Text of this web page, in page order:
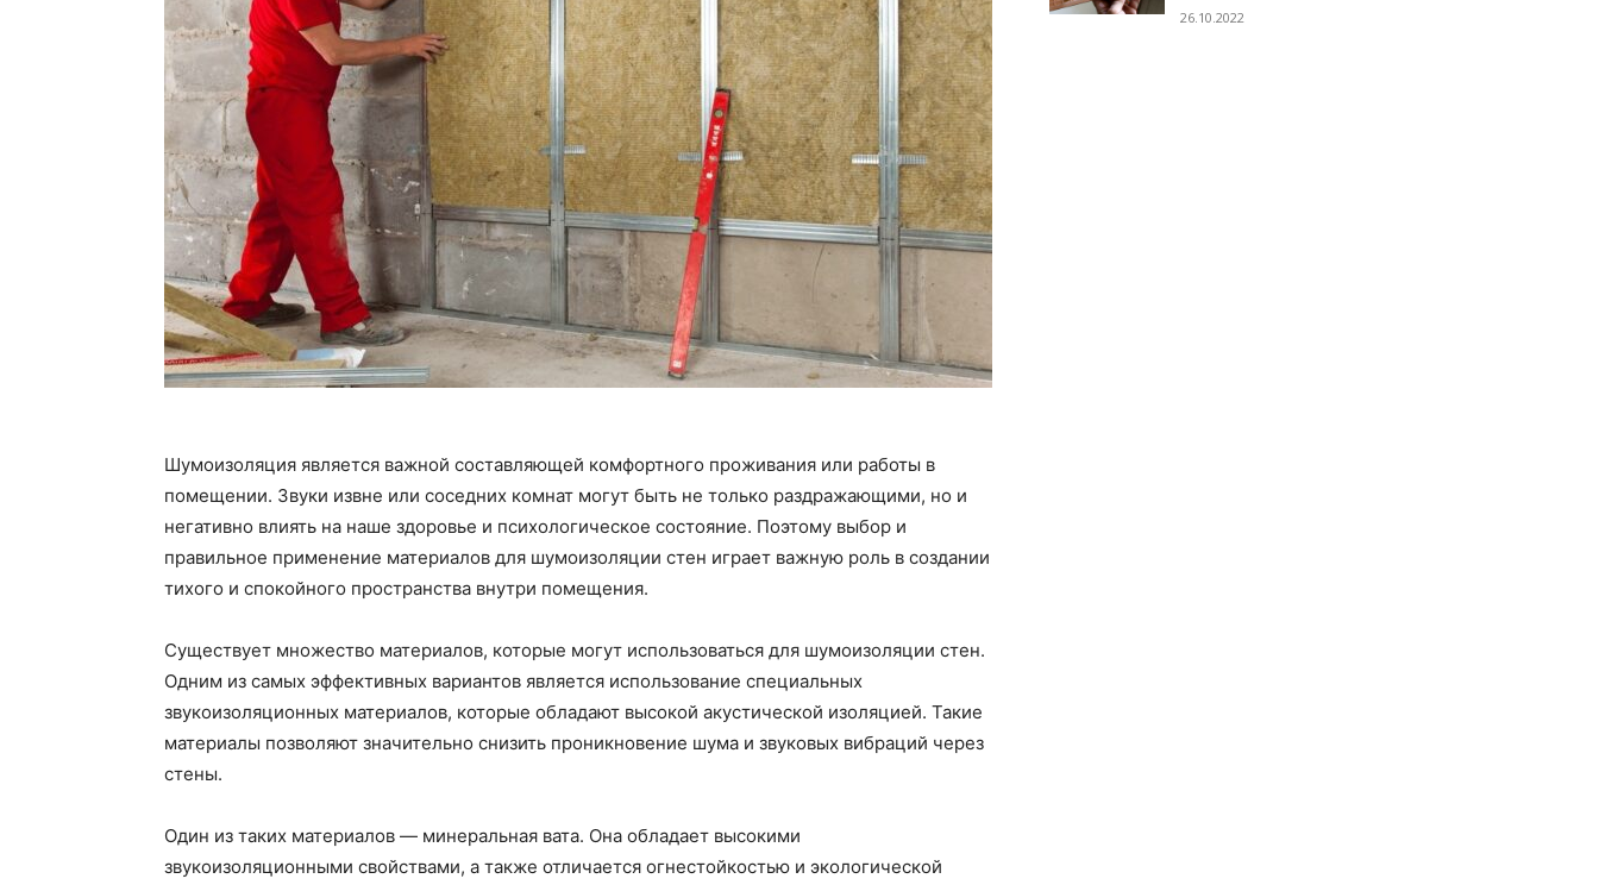
Шумоизоляция является важной составляющей комфортного проживания или работы в
помещении. Звуки извне или соседних комнат могут быть не только раздражающими, но и
негативно влиять на наше здоровье и психологическое состояние. Поэтому выбор и
правильное применение материалов для шумоизоляции стен играет важную роль в создании
тихого и спокойного пространства внутри помещения.
Существует множество материалов, которые могут использоваться для шумоизоляции стен.
Одним из самых эффективных вариантов является использование специальных
звукоизоляционных материалов, которые обладают высокой акустической изоляцией. Такие
материалы позволяют значительно снизить проникновение шума и звуковых вибраций через
стены.
Один из таких материалов — минеральная вата. Она обладает высокими
звукоизоляционными свойствами, а также отличается огнестойкостью и экологической
26.10.2022